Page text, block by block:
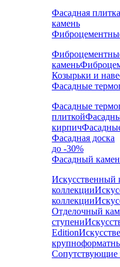
Фасадная
камень
камень
Козырьки и
Фасадные
Фасадные
плиткой
кирпич
Фасадная доска
до -30%
Фасадный
Искусственный
коллекции
коллекции
Отделочный
ступени
Edition
Сопутствующие